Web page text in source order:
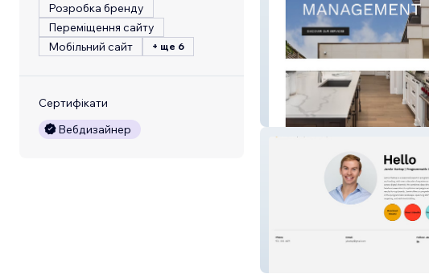
Розробка бренду
Переміщення сайту
Мобільний сайт
+ ще 6
Сертифікати
Вебдизайнер
Red Door Property Ma
Jamie Hartop | Programmatic